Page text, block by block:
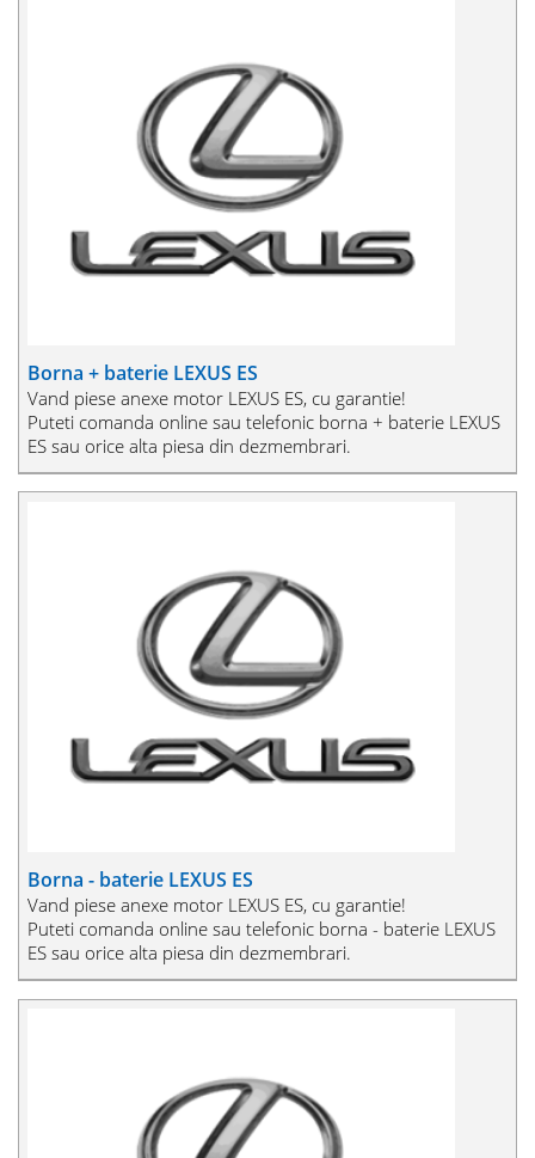
Borna + baterie LEXUS ES
Vand piese anexe motor LEXUS ES, cu garantie!
Puteti comanda online sau telefonic borna + baterie LEXUS
ES sau orice alta piesa din dezmembrari.
Borna - baterie LEXUS ES
Vand piese anexe motor LEXUS ES, cu garantie!
Puteti comanda online sau telefonic borna - baterie LEXUS
ES sau orice alta piesa din dezmembrari.